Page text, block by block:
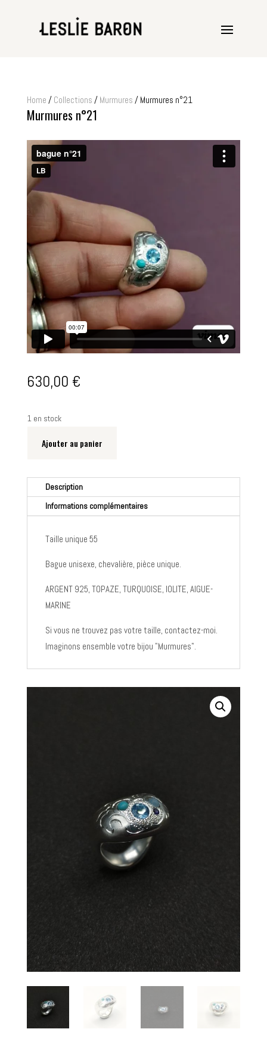
Home / Collections / Murmures / Murmures n°21
Murmures n°21
630,00 €
1 en stock
Ajouter au panier
Description
Informations complémentaires
Taille unique 55
Bague unisexe, chevalière, pièce unique.
ARGENT 925, TOPAZE, TURQUOISE, IOLITE, AIGUE-
MARINE
Si vous ne trouvez pas votre taille, contactez-moi.
Imaginons ensemble votre bijou "Murmures".